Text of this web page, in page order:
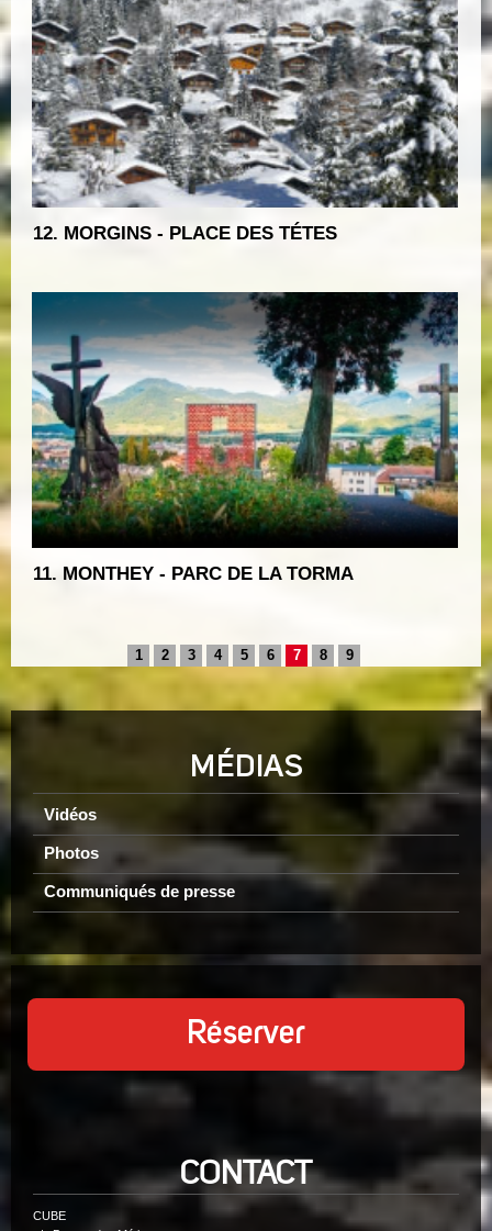
12. MORGINS - PLACE DES TÉTES
11. MONTHEY - PARC DE LA TORMA
1 2 3 4 5 6 7 8 9
MÉDIAS
Vidéos
Photos
Communiqués de presse
Réserver
CONTACT
CUBE